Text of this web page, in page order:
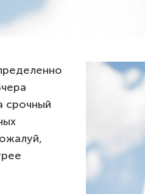
срочный